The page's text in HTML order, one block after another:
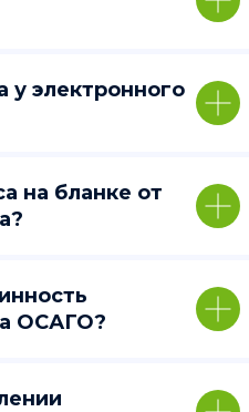
у электронного
на бланке от
ОСАГО?